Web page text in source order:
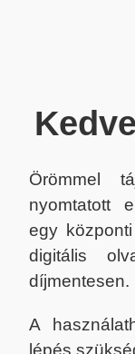
Örömmel
nyomtatott
egy
digitális
díjmentesen.
A
lépés